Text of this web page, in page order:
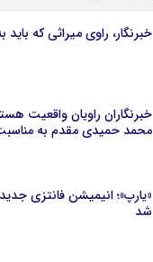
خبرنگار، راوی میراثی که باید
خبرنگاران راویان واقعیت
محمد حمیدی مقدم به مناسبت
«یارپ»؛ انیمیشن فانتزی جدید
شد